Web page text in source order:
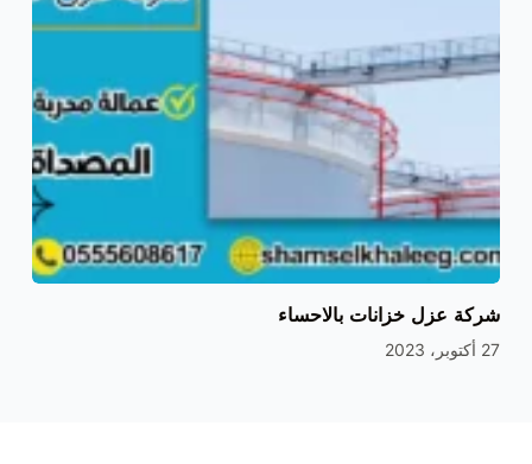
شركة عزل خزانات بالاحساء
27 أكتوبر، 2023